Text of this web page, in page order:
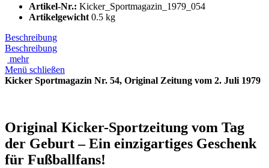
Artikel-Nr.: Kicker_Sportmagazin_1979_054
Artikelgewicht 0.5 kg
Beschreibung
Beschreibung
mehr
Menü schließen
Kicker Sportmagazin Nr. 54, Original Zeitung vom 2. Juli 1979
Original Kicker-Sportzeitung vom Tag
der Geburt – Ein einzigartiges Geschenk
für Fußballfans!